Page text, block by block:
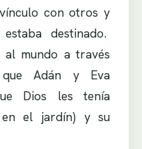
con otros y
destinado.
mundo a través
Adán y Eva
Dios les tenía
en el jardín) y su